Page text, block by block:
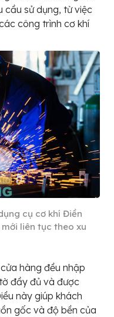
cầu sử dụng, từ việc
công trình cơ khí
cụ cơ khí Điền
liên tục theo xu
hàng đều nhập
đầy đủ và được
này giúp khách
gốc và độ bền của